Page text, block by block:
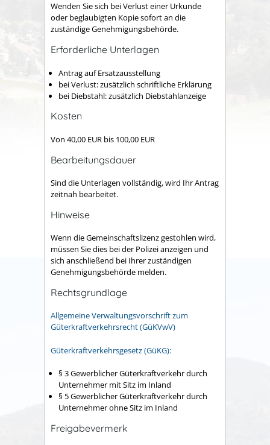
Wenden Sie sich bei Verlust einer Urkunde
oder beglaubigten Kopie sofort an die
zuständige Genehmigungsbehörde.
Erforderliche Unterlagen
Antrag auf Ersatzausstellung
bei Verlust: zusätzlich schriftliche Erklärung
bei Diebstahl: zusätzlich Diebstahlanzeige
Kosten
Von 40,00 EUR bis 100,00 EUR
Bearbeitungsdauer
Sind die Unterlagen vollständig, wird Ihr Antrag
zeitnah bearbeitet.
Hinweise
Wenn die Gemeinschaftslizenz gestohlen wird,
müssen Sie dies bei der Polizei anzeigen und
sich anschließend bei Ihrer zuständigen
Genehmigungsbehörde melden.
Rechtsgrundlage
Allgemeine Verwaltungsvorschrift zum
Güterkraftverkehrsrecht (GüKVwV)
Güterkraftverkehrsgesetz (GüKG):
§ 3Gewerblicher Güterkraftverkehr durch
Unternehmer mit Sitz im Inland
§ 5Gewerblicher Güterkraftverkehr durch
Unternehmer ohne Sitz im Inland
Freigabevermerk